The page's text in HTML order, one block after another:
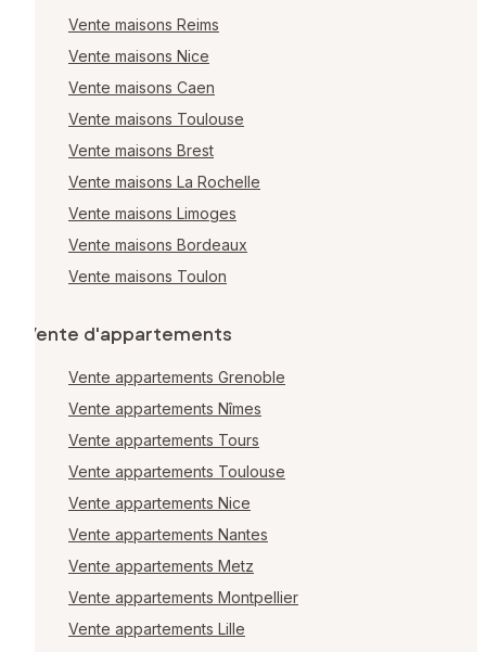
Vente maisons Reims
Vente maisons Nice
Vente maisons Caen
Vente maisons Toulouse
Vente maisons Brest
Vente maisons La Rochelle
Vente maisons Limoges
Vente maisons Bordeaux
Vente maisons Toulon
Vente d'appartements
Vente appartements Grenoble
Vente appartements Nîmes
Vente appartements Tours
Vente appartements Toulouse
Vente appartements Nice
Vente appartements Nantes
Vente appartements Metz
Vente appartements Montpellier
Vente appartements Lille